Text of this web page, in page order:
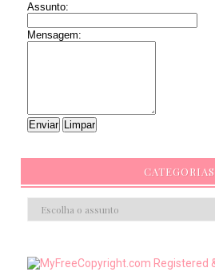
Assunto:
Mensagem:
CATEGORIAS